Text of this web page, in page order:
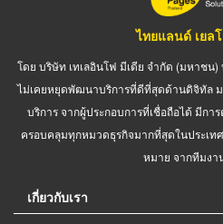
ไทยแลนด์ เยล
โดย บริษัท เทเลอินโฟ มีเดีย จำกัด (มหาชน)
ไม่เคยหยุดพัฒนาบริการที่ดีที่สุดด้านดิจิทัล ม
บริการ จากผู้ประกอบการที่เชื่อถือได้ มีก
ครอบคลุมทุกหมวดธุรกิจมากที่สุดในประเท
หมาย จากทีมง
เกี่ยวกับเรา